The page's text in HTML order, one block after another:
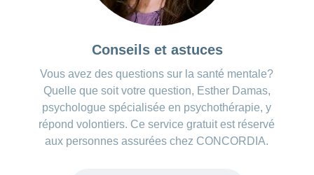
Conseils et astuces
Vous avez des questions sur la santé mentale?
Quelle que soit votre question, Esther Damas,
psychologue spécialisée en psychothérapie, y
répond volontiers. Ce service gratuit est réservé
aux personnes assurées chez CONCORDIA.